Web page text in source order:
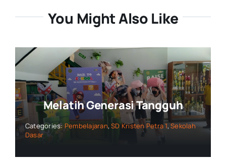
You Might Also Like
Melatih Generasi Tangguh
Categories: Pembelajaran,SD Kristen Petra 1,Sekolah
Dasar